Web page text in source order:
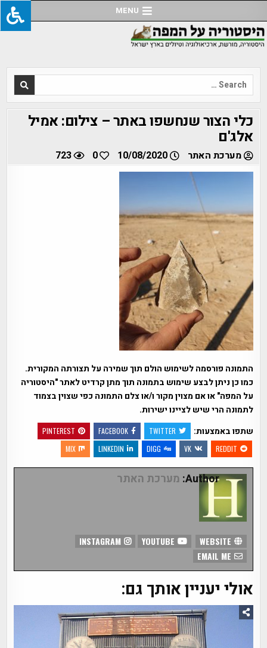
to
content
MENU
Search
for:
כלי הצור שנחשפו באתר – צילום: אמיל
אלג'ם
מערכת האתר 10/08/2020
0
723
התמונה פורסמה לשימוש הולם תוך שמירה על תצורתה המקורית.
כמו כן ניתן לבצע שימוש בתמונה תוך מתן קרדיט לאתר "היסטוריה
על המפה" או אם מצוין מקור ו/או צלם התמונה כפי שצוין בצמוד
לתמונה הרי שיש לציינו ישירות.
שתפו באמצעות:
TWITTER
FACEBOOK
PINTEREST
REDDIT
VK
DIGG
LINKEDIN
MIX
Author: מערכת האתר
INSTAGRAM
אולי יעניין אותך גם: